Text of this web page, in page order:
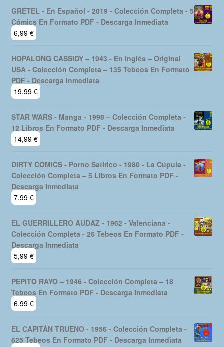
GRETEL - En Español - 2019 - Colección Completa - 5
Cómics En Formato PDF - Descarga Inmediata
6,99 €
HOPALONG CASSIDY – 1943 - En Inglés – Original
USA - Colección Completa – 135 Tebeos En Formato
PDF - Descarga Inmediata
19,99 €
STAR WARS - Manga - 1998 – Colección Completa -
12 Libros En Formato PDF - Descarga Inmediata
14,99 €
DIRTY COMICS - Porno Satírico - 1980 - La Cúpula -
Colección Completa – 5 Libros En Formato PDF -
Descarga Inmediata
7,99 €
EL GUERRILLERO AUDAZ - 1962 - Valenciana -
Colección Completa - 26 Tebeos En Formato PDF -
Descarga Inmediata
5,99 €
PEPITO RAYO – 1946 - Colección Completa – 18
Tebeos En Formato PDF - Descarga Inmediata
6,99 €
EL CAPITÁN TRUENO - 1956 - Colección Completa -
625 Tebeos En Formato PDF - Descarga Inmediata